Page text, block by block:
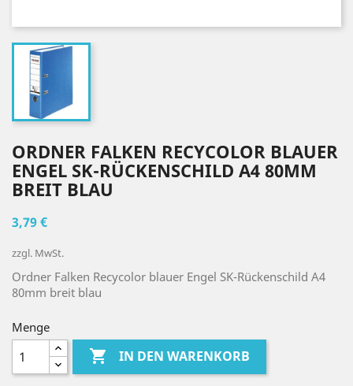
ORDNER FALKEN RECYCOLOR BLAUER
ENGEL SK-RÜCKENSCHILD A4 80MM
BREIT BLAU
3,79 €
zzgl. MwSt.
Ordner Falken Recycolor blauer Engel SK-Rückenschild A4
80mm breit blau
Menge
 IN DEN WARENKORB